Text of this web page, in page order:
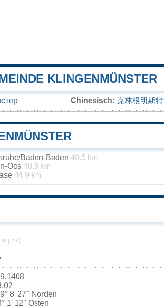
KLINGENMÜNSTER
Chinesisch: 克林根明斯特
Baden-Baden 40.5 km
Oos 40.8 km
44.9 km
sq mi)
8' 27'' Norden
1' 12'' Osten